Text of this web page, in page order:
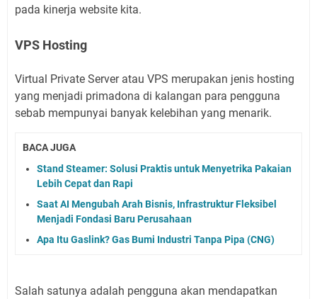
pada kinerja website kita.
VPS Hosting
Virtual Private Server atau VPS merupakan jenis hosting
yang menjadi primadona di kalangan para pengguna
sebab mempunyai banyak kelebihan yang menarik.
BACA JUGA
Stand Steamer: Solusi Praktis untuk Menyetrika Pakaian
Lebih Cepat dan Rapi
Saat AI Mengubah Arah Bisnis, Infrastruktur Fleksibel
Menjadi Fondasi Baru Perusahaan
Apa Itu Gaslink? Gas Bumi Industri Tanpa Pipa (CNG)
Salah satunya adalah pengguna akan mendapatkan